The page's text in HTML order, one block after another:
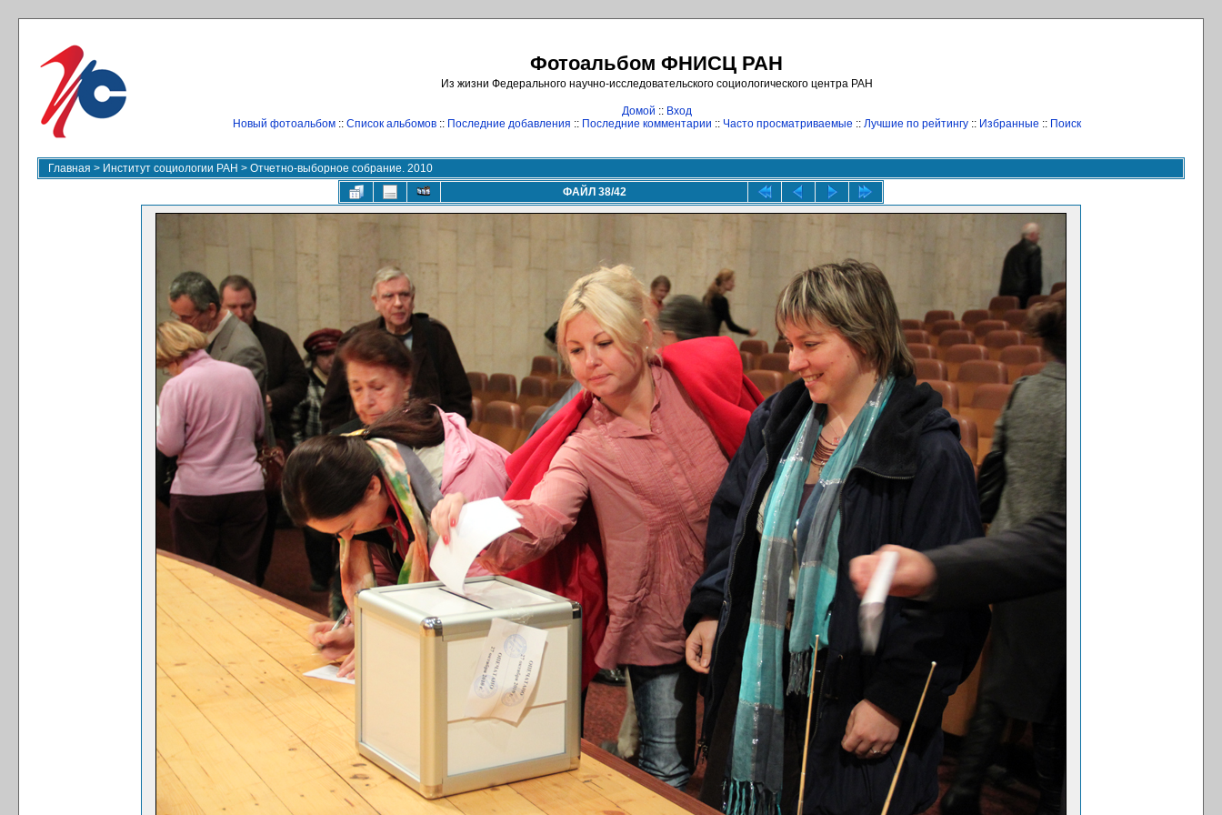
Фотоальбом ФНИСЦ РАН
Из жизни Федерального научно-исследовательского социологического центра РАН
Домой :: Вход
Новый фотоальбом:: Список альбомов:: Последние добавления :: Последние комментарии :: Часто просматриваемые :: Лучшие по рейтингу:: Избранные :: Поиск
Главная > Институт социологии РАН > Отчетно-выборное собрание. 2010
ФАЙЛ 38/42